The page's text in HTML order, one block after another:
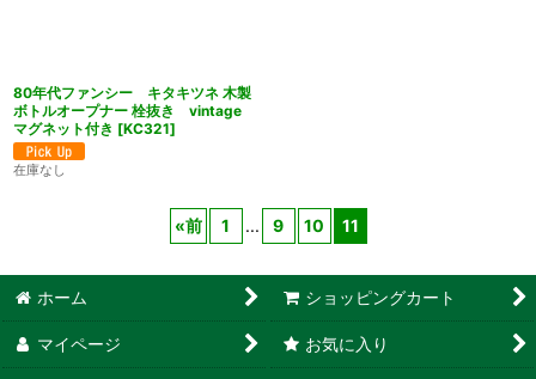
80年代ファンシー キタキツネ 木製
ボトルオープナー 栓抜き vintage
マグネット付き [KC321]
在庫なし
«前 1 ... 9 10 11
ホーム ショッピングカート
マイページ お気に入り